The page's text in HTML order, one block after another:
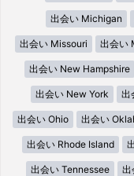
出会い Michigan
出会い Missouri 出会い
出会い New Hampshire
出会い New York 出
出会い Ohio 出会い
出会い Rhode Island
出会い Tennessee 出